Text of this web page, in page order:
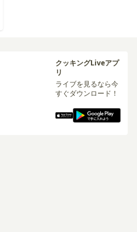
クッキングLiveアプ
リ
ライブを見るなら今
すぐダウンロード！